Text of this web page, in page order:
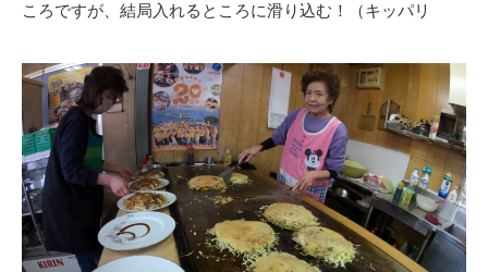
ころですが、結局入れるところに滑り込む！（キッパリ